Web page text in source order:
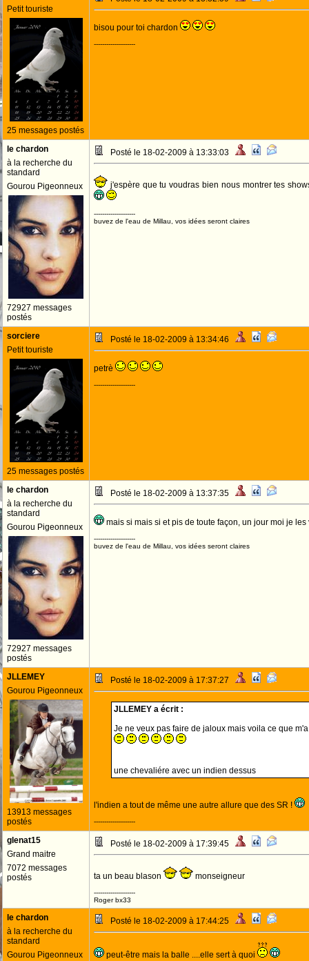
Petit touriste
25 messages postés
bisou pour toi chardon
--------------------
le chardon
à la recherche du
standard
Gourou Pigeonneux
72927 messages
postés
Posté le 18-02-2009 à 13:33:03
j'espère que tu voudras bien nous montrer tes
--------------------
buvez de l'eau de Millau, vos idées seront claires
sorciere
Petit touriste
25 messages postés
Posté le 18-02-2009 à 13:34:46
petrè
--------------------
le chardon
à la recherche du
standard
Gourou Pigeonneux
72927 messages
postés
Posté le 18-02-2009 à 13:37:35
mais si mais si et pis de toute façon, un jour moi je
--------------------
buvez de l'eau de Millau, vos idées seront claires
JLLEMEY
Gourou Pigeonneux
13913 messages
postés
Posté le 18-02-2009 à 17:37:27
JLLEMEY a écrit :
Je ne veux pas faire de jaloux mais voila ce que
une chevaliére avec un indien dessus
l'indien a tout de même une autre allure que des SR !
--------------------
glenat15
Grand maitre
7072 messages
postés
Posté le 18-02-2009 à 17:39:45
ta un beau blason monseigneur
--------------------
Roger bx33
le chardon
à la recherche du
standard
Gourou Pigeonneux
Posté le 18-02-2009 à 17:44:25
peut-être mais la balle ....elle sert à quoi